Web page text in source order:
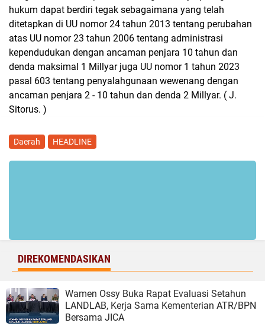
hukum dapat berdiri tegak sebagaimana yang telah
ditetapkan di UU nomor 24 tahun 2013 tentang perubahan
atas UU nomor 23 tahun 2006 tentang administrasi
kependudukan dengan ancaman penjara 10 tahun dan
denda maksimal 1 Millyar juga UU nomor 1 tahun 2023
pasal 603 tentang penyalahgunaan wewenang dengan
ancaman penjara 2 - 10 tahun dan denda 2 Millyar. ( J.
Sitorus. )
Daerah HEADLINE
DIREKOMENDASIKAN
Wamen Ossy Buka Rapat Evaluasi Setahun
LANDLAB, Kerja Sama Kementerian ATR/BPN
Bersama JICA